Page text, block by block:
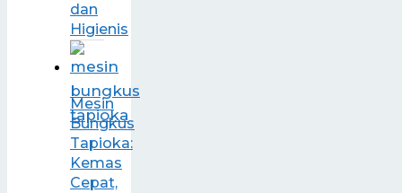
dan
Higienis
Mesin
Bungkus
Tapioka:
Kemas
Cepat,